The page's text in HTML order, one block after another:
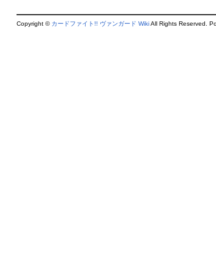
Copyright © カードファイト!! ヴァンガード WikiAll Rights Reserved.